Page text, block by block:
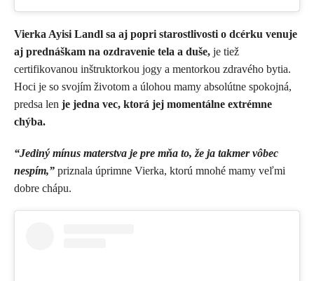
Vierka Ayisi Landl sa aj popri starostlivosti o dcérku venuje
aj prednáškam na ozdravenie tela a duše, je tiež
certifikovanou inštruktorkou jogy a mentorkou zdravého bytia.
Hoci je so svojím životom a úlohou mamy absolútne spokojná,
predsa len je jedna vec, ktorá jej momentálne extrémne
chýba.
“Jediný mínus materstva je pre mňa to, že ja takmer vôbec
nespím,” priznala úprimne Vierka, ktorú mnohé mamy veľmi
dobre chápu.